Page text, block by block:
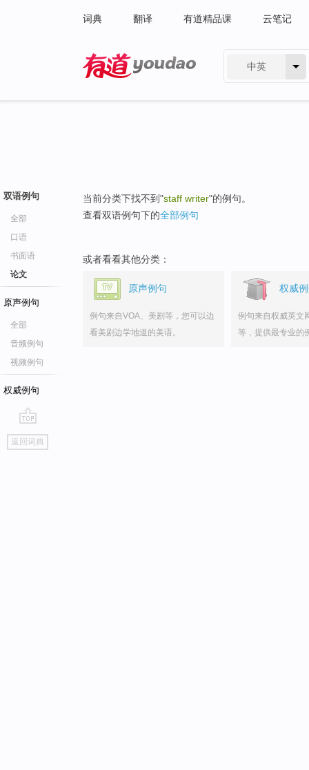
词典 翻译 有道精品课 云笔记
中英
双语例句
全部
口语
书面语
论文
原声例句
全部
音频例句
视频例句
权威例句
go
top
返回词典
当前分类下找不到"staff writer"的例句。
查看双语例句下的全部例句
或者看看其他分类：
原声例句
例句来自VOA、美剧等，您可以边
看美剧边学地道的美语。
权威
例句来自权威英文
等，提供最专业的